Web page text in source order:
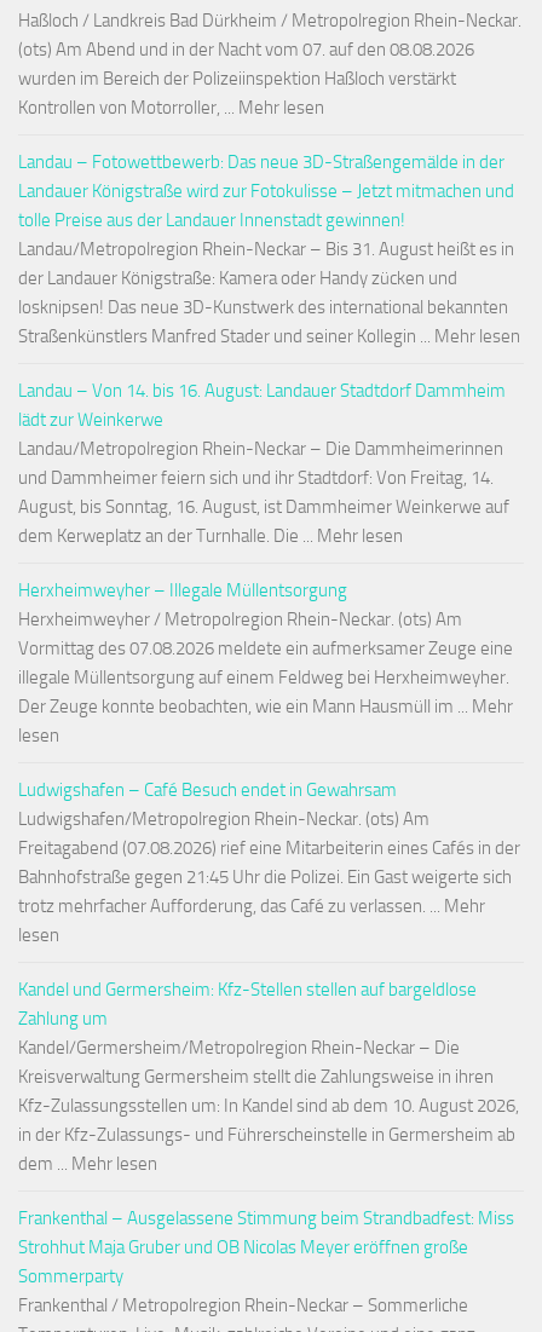
Haßloch / Landkreis Bad Dürkheim / Metropolregion Rhein-Neckar.
(ots) Am Abend und in der Nacht vom 07. auf den 08.08.2026
wurden im Bereich der Polizeiinspektion Haßloch verstärkt
Kontrollen von Motorroller, ... Mehr lesen
Landau – Fotowettbewerb: Das neue 3D-Straßengemälde in der
Landauer Königstraße wird zur Fotokulisse – Jetzt mitmachen und
tolle Preise aus der Landauer Innenstadt gewinnen!
Landau/Metropolregion Rhein-Neckar – Bis 31. August heißt es in
der Landauer Königstraße: Kamera oder Handy zücken und
losknipsen! Das neue 3D-Kunstwerk des international bekannten
Straßenkünstlers Manfred Stader und seiner Kollegin ... Mehr lesen
Landau – Von 14. bis 16. August: Landauer Stadtdorf Dammheim
lädt zur Weinkerwe
Landau/Metropolregion Rhein-Neckar – Die Dammheimerinnen
und Dammheimer feiern sich und ihr Stadtdorf: Von Freitag, 14.
August, bis Sonntag, 16. August, ist Dammheimer Weinkerwe auf
dem Kerweplatz an der Turnhalle. Die ... Mehr lesen
Herxheimweyher – Illegale Müllentsorgung
Herxheimweyher / Metropolregion Rhein-Neckar. (ots) Am
Vormittag des 07.08.2026 meldete ein aufmerksamer Zeuge eine
illegale Müllentsorgung auf einem Feldweg bei Herxheimweyher.
Der Zeuge konnte beobachten, wie ein Mann Hausmüll im ... Mehr
lesen
Ludwigshafen – Café Besuch endet in Gewahrsam
Ludwigshafen/Metropolregion Rhein-Neckar. (ots) Am
Freitagabend (07.08.2026) rief eine Mitarbeiterin eines Cafés in der
Bahnhofstraße gegen 21:45 Uhr die Polizei. Ein Gast weigerte sich
trotz mehrfacher Aufforderung, das Café zu verlassen. ... Mehr
lesen
Kandel und Germersheim: Kfz-Stellen stellen auf bargeldlose
Zahlung um
Kandel/Germersheim/Metropolregion Rhein-Neckar – Die
Kreisverwaltung Germersheim stellt die Zahlungsweise in ihren
Kfz-Zulassungsstellen um: In Kandel sind ab dem 10. August 2026,
in der Kfz-Zulassungs- und Führerscheinstelle in Germersheim ab
dem ... Mehr lesen
Frankenthal – Ausgelassene Stimmung beim Strandbadfest: Miss
Strohhut Maja Gruber und OB Nicolas Meyer eröffnen große
Sommerparty
Frankenthal / Metropolregion Rhein-Neckar – Sommerliche